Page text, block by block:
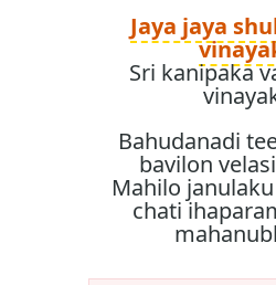
Jaya jaya
Sri kanipaka
Bahudanadi
bavilon
Mahilo
chati